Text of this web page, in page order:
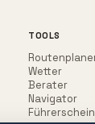
TOOLS
Wetter
Berater
Navigator